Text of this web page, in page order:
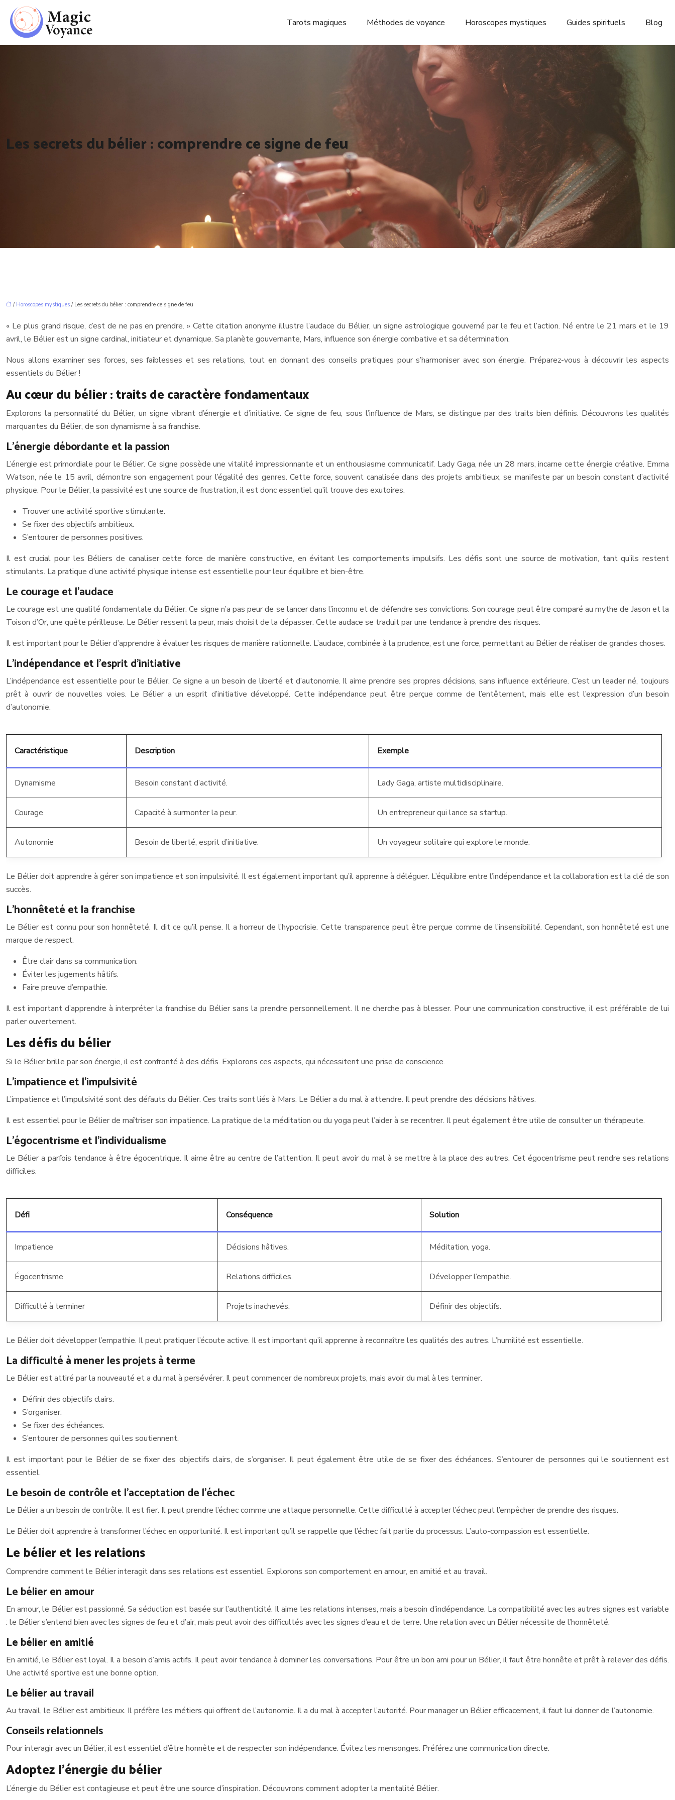
Tarots magiques Méthodes de voyance Horoscopes mystiques Guides spirituels Blog
Les secrets du bélier : comprendre ce signe de feu
/ Horoscopes mystiques / Les secrets du bélier : comprendre ce signe de feu
« Le plus grand risque, c’est de ne pas en prendre. » Cette citation anonyme illustre l’audace du Bélier, un signe astrologique gouverné par le feu et l’action. Né entre le 21 mars et le 19
avril, le Bélier est un signe cardinal, initiateur et dynamique. Sa planète gouvernante, Mars, influence son énergie combative et sa détermination.
Nous allons examiner ses forces, ses faiblesses et ses relations, tout en donnant des conseils pratiques pour s’harmoniser avec son énergie. Préparez-vous à découvrir les aspects
essentiels du Bélier !
Au cœur du bélier : traits de caractère fondamentaux
Explorons la personnalité du Bélier, un signe vibrant d’énergie et d’initiative. Ce signe de feu, sous l’influence de Mars, se distingue par des traits bien définis. Découvrons les qualités
marquantes du Bélier, de son dynamisme à sa franchise.
L’énergie débordante et la passion
L’énergie est primordiale pour le Bélier. Ce signe possède une vitalité impressionnante et un enthousiasme communicatif. Lady Gaga, née un 28 mars, incarne cette énergie créative. Emma
Watson, née le 15 avril, démontre son engagement pour l’égalité des genres. Cette force, souvent canalisée dans des projets ambitieux, se manifeste par un besoin constant d’activité
physique. Pour le Bélier, la passivité est une source de frustration, il est donc essentiel qu’il trouve des exutoires.
Trouver une activité sportive stimulante.
Se fixer des objectifs ambitieux.
S’entourer de personnes positives.
Il est crucial pour les Béliers de canaliser cette force de manière constructive, en évitant les comportements impulsifs. Les défis sont une source de motivation, tant qu’ils restent
stimulants. La pratique d’une activité physique intense est essentielle pour leur équilibre et bien-être.
Le courage et l’audace
Le courage est une qualité fondamentale du Bélier. Ce signe n’a pas peur de se lancer dans l’inconnu et de défendre ses convictions. Son courage peut être comparé au mythe de Jason et la
Toison d’Or, une quête périlleuse. Le Bélier ressent la peur, mais choisit de la dépasser. Cette audace se traduit par une tendance à prendre des risques.
Il est important pour le Bélier d’apprendre à évaluer les risques de manière rationnelle. L’audace, combinée à la prudence, est une force, permettant au Bélier de réaliser de grandes choses.
L’indépendance et l’esprit d’initiative
L’indépendance est essentielle pour le Bélier. Ce signe a un besoin de liberté et d’autonomie. Il aime prendre ses propres décisions, sans influence extérieure. C’est un leader né, toujours
prêt à ouvrir de nouvelles voies. Le Bélier a un esprit d’initiative développé. Cette indépendance peut être perçue comme de l’entêtement, mais elle est l’expression d’un besoin
d’autonomie.
Caractéristique Description Exemple
Dynamisme Besoin constant d’activité. Lady Gaga, artiste multidisciplinaire.
Courage Capacité à surmonter la peur. Un entrepreneur qui lance sa startup.
Autonomie Besoin de liberté, esprit d’initiative. Un voyageur solitaire qui explore le monde.
Le Bélier doit apprendre à gérer son impatience et son impulsivité. Il est également important qu’il apprenne à déléguer. L’équilibre entre l’indépendance et la collaboration est la clé de son
succès.
L’honnêteté et la franchise
Le Bélier est connu pour son honnêteté. Il dit ce qu’il pense. Il a horreur de l’hypocrisie. Cette transparence peut être perçue comme de l’insensibilité. Cependant, son honnêteté est une
marque de respect.
Être clair dans sa communication.
Éviter les jugements hâtifs.
Faire preuve d’empathie.
Il est important d’apprendre à interpréter la franchise du Bélier sans la prendre personnellement. Il ne cherche pas à blesser. Pour une communication constructive, il est préférable de lui
parler ouvertement.
Les défis du bélier
Si le Bélier brille par son énergie, il est confronté à des défis. Explorons ces aspects, qui nécessitent une prise de conscience.
L’impatience et l’impulsivité
L’impatience et l’impulsivité sont des défauts du Bélier. Ces traits sont liés à Mars. Le Bélier a du mal à attendre. Il peut prendre des décisions hâtives.
Il est essentiel pour le Bélier de maîtriser son impatience. La pratique de la méditation ou du yoga peut l’aider à se recentrer. Il peut également être utile de consulter un thérapeute.
L’égocentrisme et l’individualisme
Le Bélier a parfois tendance à être égocentrique. Il aime être au centre de l’attention. Il peut avoir du mal à se mettre à la place des autres. Cet égocentrisme peut rendre ses relations
difficiles.
Défi Conséquence Solution
Impatience Décisions hâtives. Méditation, yoga.
Égocentrisme Relations difficiles. Développer l’empathie.
Difficulté à terminer Projets inachevés. Définir des objectifs.
Le Bélier doit développer l’empathie. Il peut pratiquer l’écoute active. Il est important qu’il apprenne à reconnaître les qualités des autres. L’humilité est essentielle.
La difficulté à mener les projets à terme
Le Bélier est attiré par la nouveauté et a du mal à persévérer. Il peut commencer de nombreux projets, mais avoir du mal à les terminer.
Définir des objectifs clairs.
S’organiser.
Se fixer des échéances.
S’entourer de personnes qui les soutiennent.
Il est important pour le Bélier de se fixer des objectifs clairs, de s’organiser. Il peut également être utile de se fixer des échéances. S’entourer de personnes qui le soutiennent est
essentiel.
Le besoin de contrôle et l’acceptation de l’échec
Le Bélier a un besoin de contrôle. Il est fier. Il peut prendre l’échec comme une attaque personnelle. Cette difficulté à accepter l’échec peut l’empêcher de prendre des risques.
Le Bélier doit apprendre à transformer l’échec en opportunité. Il est important qu’il se rappelle que l’échec fait partie du processus. L’auto-compassion est essentielle.
Le bélier et les relations
Comprendre comment le Bélier interagit dans ses relations est essentiel. Explorons son comportement en amour, en amitié et au travail.
Le bélier en amour
En amour, le Bélier est passionné. Sa séduction est basée sur l’authenticité. Il aime les relations intenses, mais a besoin d’indépendance. La compatibilité avec les autres signes est variable
: le Bélier s’entend bien avec les signes de feu et d’air, mais peut avoir des difficultés avec les signes d’eau et de terre. Une relation avec un Bélier nécessite de l’honnêteté.
Le bélier en amitié
En amitié, le Bélier est loyal. Il a besoin d’amis actifs. Il peut avoir tendance à dominer les conversations. Pour être un bon ami pour un Bélier, il faut être honnête et prêt à relever des défis.
Une activité sportive est une bonne option.
Le bélier au travail
Au travail, le Bélier est ambitieux. Il préfère les métiers qui offrent de l’autonomie. Il a du mal à accepter l’autorité. Pour manager un Bélier efficacement, il faut lui donner de l’autonomie.
Conseils relationnels
Pour interagir avec un Bélier, il est essentiel d’être honnête et de respecter son indépendance. Évitez les mensonges. Préférez une communication directe.
Adoptez l’énergie du bélier
L’énergie du Bélier est contagieuse et peut être une source d’inspiration. Découvrons comment adopter la mentalité Bélier.